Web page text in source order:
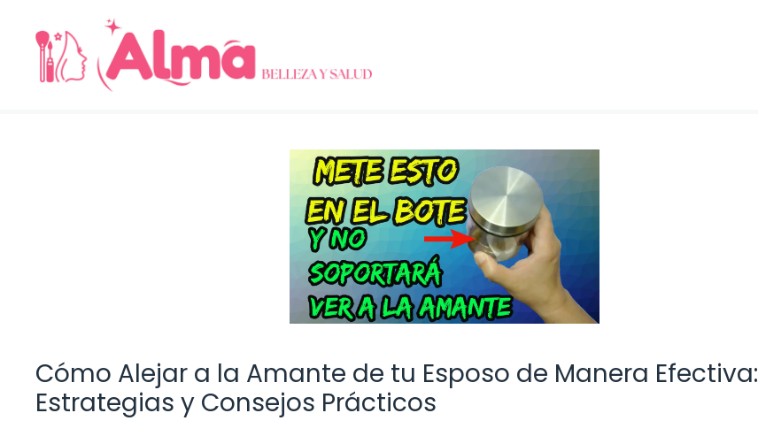
contenido
Cómo Alejar a la Amante de tu Esposo de Manera Efectiva:
Estrategias y Consejos Prácticos